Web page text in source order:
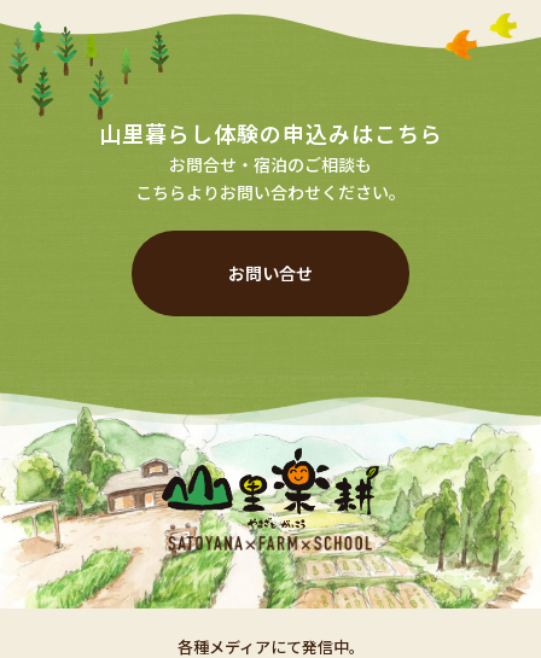
山里暮らし体験の申込みはこちら
お問合せ・宿泊のご相談も
こちらよりお問い合わせください。
お問い合せ
各種メディアにて発信中。